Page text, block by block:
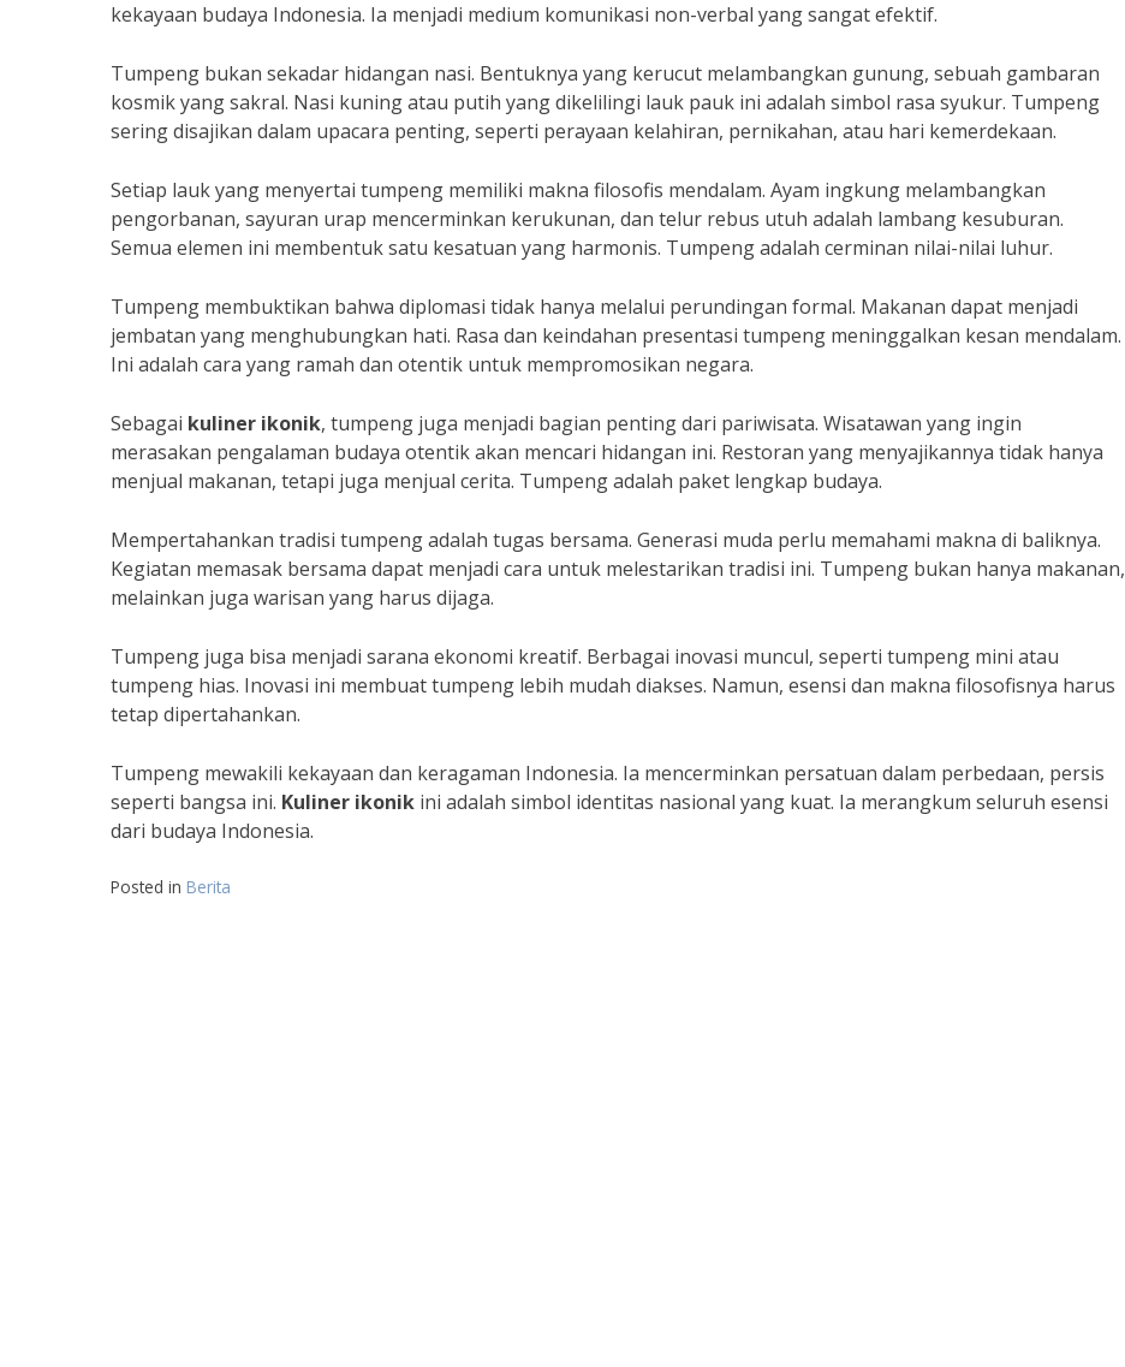
kekayaan budaya Indonesia. Ia menjadi medium komunikasi non-verbal yang sangat efektif.
Tumpeng bukan sekadar hidangan nasi. Bentuknya yang kerucut melambangkan gunung, sebuah gambaran
kosmik yang sakral. Nasi kuning atau putih yang dikelilingi lauk pauk ini adalah simbol rasa syukur. Tumpeng
sering disajikan dalam upacara penting, seperti perayaan kelahiran, pernikahan, atau hari kemerdekaan.
Setiap lauk yang menyertai tumpeng memiliki makna filosofis mendalam. Ayam ingkung melambangkan
pengorbanan, sayuran urap mencerminkan kerukunan, dan telur rebus utuh adalah lambang kesuburan.
Semua elemen ini membentuk satu kesatuan yang harmonis. Tumpeng adalah cerminan nilai-nilai luhur.
Tumpeng membuktikan bahwa diplomasi tidak hanya melalui perundingan formal. Makanan dapat menjadi
jembatan yang menghubungkan hati. Rasa dan keindahan presentasi tumpeng meninggalkan kesan mendalam.
Ini adalah cara yang ramah dan otentik untuk mempromosikan negara.
Sebagai kuliner ikonik, tumpeng juga menjadi bagian penting dari pariwisata. Wisatawan yang ingin
merasakan pengalaman budaya otentik akan mencari hidangan ini. Restoran yang menyajikannya tidak hanya
menjual makanan, tetapi juga menjual cerita. Tumpeng adalah paket lengkap budaya.
Mempertahankan tradisi tumpeng adalah tugas bersama. Generasi muda perlu memahami makna di baliknya.
Kegiatan memasak bersama dapat menjadi cara untuk melestarikan tradisi ini. Tumpeng bukan hanya makanan,
melainkan juga warisan yang harus dijaga.
Tumpeng juga bisa menjadi sarana ekonomi kreatif. Berbagai inovasi muncul, seperti tumpeng mini atau
tumpeng hias. Inovasi ini membuat tumpeng lebih mudah diakses. Namun, esensi dan makna filosofisnya harus
tetap dipertahankan.
Tumpeng mewakili kekayaan dan keragaman Indonesia. Ia mencerminkan persatuan dalam perbedaan, persis
seperti bangsa ini. Kuliner ikonik ini adalah simbol identitas nasional yang kuat. Ia merangkum seluruh esensi
dari budaya Indonesia.
Posted in Berita